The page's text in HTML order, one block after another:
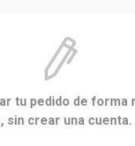
tu pedido de forma
sin crear una cuenta.